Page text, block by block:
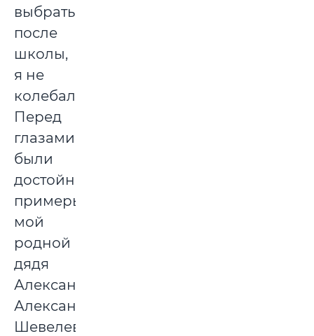
выбрать
после
школы,
я не
колебался.
Перед
глазами
были
достойные
примеры:
мой
родной
дядя
Александр
Александрович
Шевелев